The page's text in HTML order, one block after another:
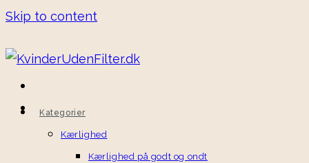
Skip to content
Kategorier
Kærlighed
Kærlighed på godt og ondt